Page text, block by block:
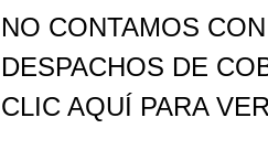
NO CONTAMOS CON
DESPACHOS DE
CLIC AQUÍ PARA